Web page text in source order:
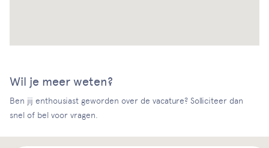
Wil je meer weten?
Ben jij enthousiast geworden over de vacature? Solliciteer dan
snel of bel voor vragen.